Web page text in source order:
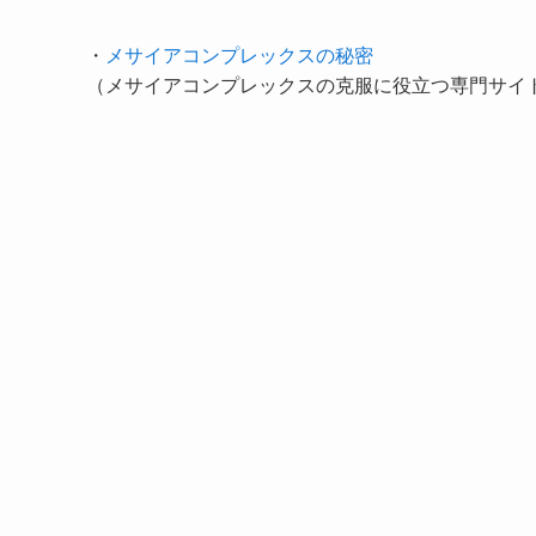
・ メサイアコンプレックスの秘密
（メサイアコンプレックスの克服に役立つ専門サイ